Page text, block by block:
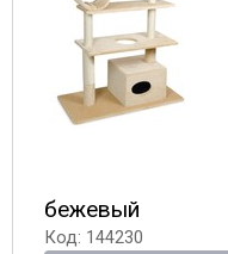
бежевый
Код: 144230